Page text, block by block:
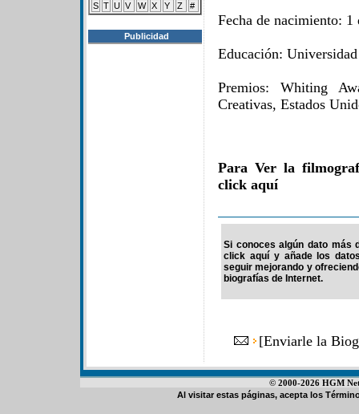
S T U V W X Y Z #
Publicidad
Fecha de nacimiento:
Educación:
Premios: Whiting
Creativas, Estados
Para Ver la
click aquí
Si conoces algún dato más
click aquí y añade los
seguir mejorando y
biografías de Internet.
[Enviarle la
© 2000-2026 HGM
Al visitar estas páginas, acepta los